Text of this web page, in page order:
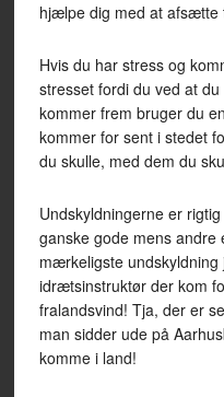
hjælpe dig med at afsætte
Hvis du har stress og
stresset fordi du ved at
kommer frem bruger du
kommer for sent i stedet
du skulle, med dem du
Undskyldningerne er
ganske gode mens andre
mærkeligste
idrætsinstruktør der kom
fralandsvind! Tja, der er
man sidder ude på
komme i land!